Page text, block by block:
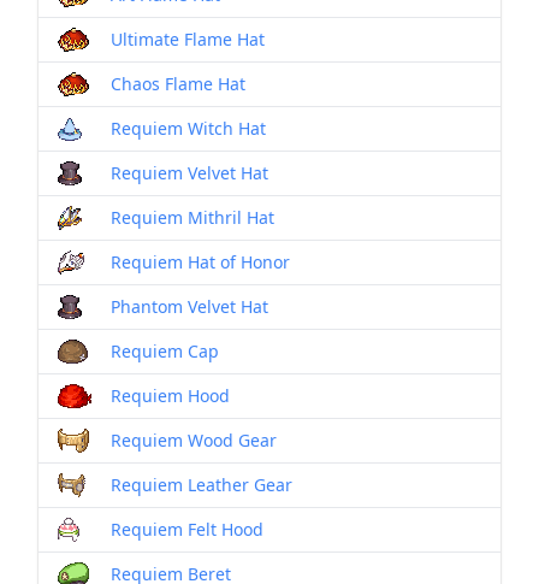
Ultimate Flame Hat
Chaos Flame Hat
Requiem Witch Hat
Requiem Velvet Hat
Requiem Mithril Hat
Requiem Hat of Honor
Phantom Velvet Hat
Requiem Cap
Requiem Hood
Requiem Wood Gear
Requiem Leather Gear
Requiem Felt Hood
Requiem Beret